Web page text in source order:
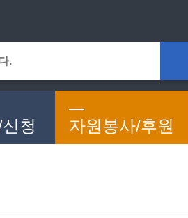
청 자원봉사/후원